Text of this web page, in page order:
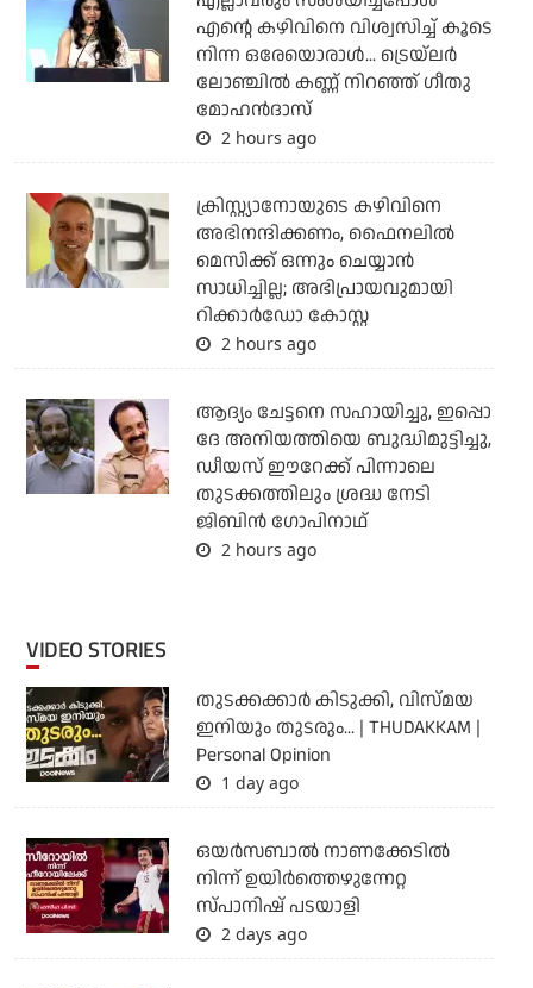
എന്റെ കഴിവിനെ വിശ്വസിച്ച് കൂടെ
നിന്ന ഒരേയൊരാള്‍... ട്രെയ്‌ലര്‍
ലോഞ്ചില്‍ കണ്ണ് നിറഞ്ഞ് ഗീതു
മോഹന്‍ദാസ്
2 hours ago
ക്രിസ്റ്റ്യാനോയുടെ കഴിവിനെ
അഭിനന്ദിക്കണം, ഫൈനലില്‍
മെസിക്ക് ഒന്നും ചെയ്യാന്‍
സാധിച്ചില്ല; അഭിപ്രായവുമായി
റിക്കാര്‍ഡോ കോസ്റ്റ
2 hours ago
ആദ്യം ചേട്ടനെ സഹായിച്ചു, ഇപ്പൊ
ദേ അനിയത്തിയെ ബുദ്ധിമുട്ടിച്ചു,
ഡീയസ് ഈറേക്ക് പിന്നാലെ
തുടക്കത്തിലും ശ്രദ്ധ നേടി
ജിബിന്‍ ഗോപിനാഥ്
2 hours ago
VIDEO STORIES
തുടക്കക്കാര്‍ കിടുക്കി, വിസ്മയ
ഇനിയും തുടരും... | THUDAKKAM |
Personal Opinion
1 day ago
ഒയര്‍സബാൽ നാണക്കേടിൽ
നിന്ന് ഉയിർത്തെഴുന്നേറ്റ
സ്പാനിഷ് പടയാളി
2 days ago